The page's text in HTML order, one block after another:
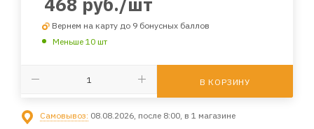
Вернем на карту до 9 бонусных баллов
Меньше 10 шт
В КОРЗИНУ
Самовывоз: 08.08.2026, после 8:00, в 1 магазине